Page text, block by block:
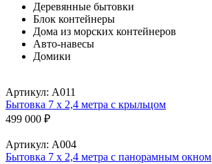
Деревянные бытовки
Блок контейнеры
Дома из морских контейнеров
Авто-навесы
Домики
Артикул: А011
Бытовка 7 х 2,4 метра с крыльцом
499 000 ₽
Артикул: А004
Бытовка 7 х 2,4 метра с панорамным окном